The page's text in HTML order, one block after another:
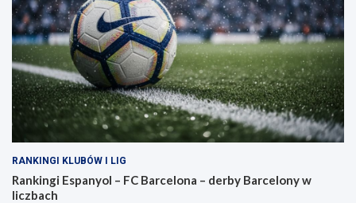
RANKINGI KLUBÓW I LIG
Rankingi Espanyol – FC Barcelona – derby Barcelony w
liczbach